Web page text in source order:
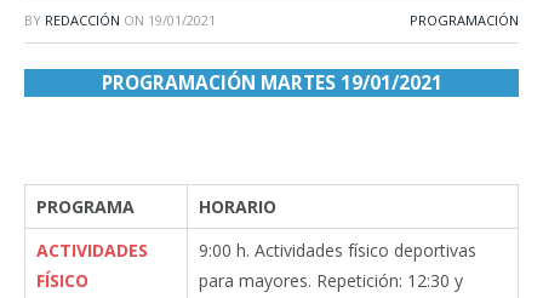
BY REDACCIÓN ON 19/01/2021 PROGRAMACIÓN
PROGRAMACIÓN MARTES 19/01/2021
PROGRAMA
HORARIO
ACTIVIDADES
FÍSICO
9:00 h. Actividades físico deportivas
para mayores. Repetición: 12:30 y